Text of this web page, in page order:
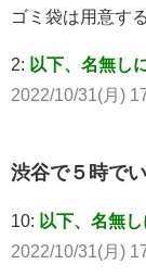
ゴミ袋は用意す
2: 以下、名無し
2022/10/31(月)
渋谷で５時で
10: 以下、名無
2022/10/31(月)